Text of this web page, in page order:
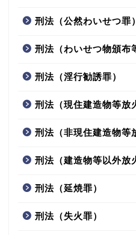
刑法（公然わいせつ罪）
刑法（わいせつ物頒布
刑法（淫行勧誘罪）
刑法（現住建造物等放
刑法（非現住建造物等
刑法（建造物等以外放
刑法（延焼罪）
刑法（失火罪）